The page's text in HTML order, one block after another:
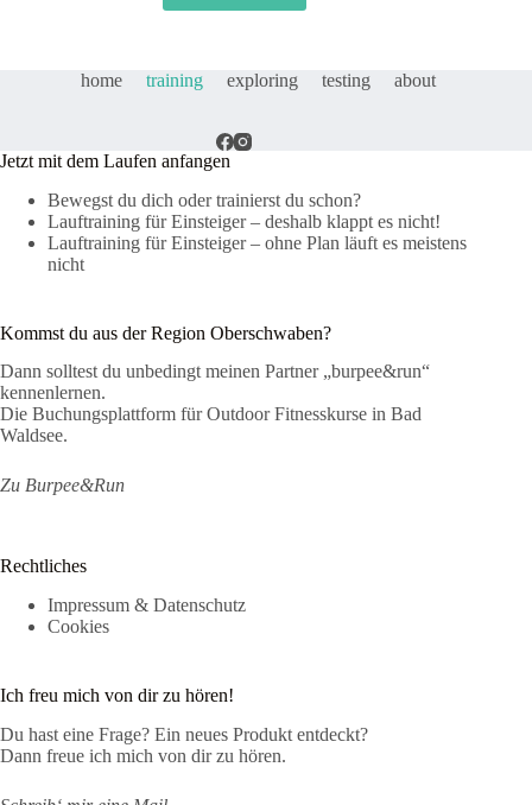
home training exploring testing about
Jetzt mit dem Laufen anfangen
Bewegst du dich oder trainierst du schon?
Lauftraining für Einsteiger – deshalb klappt es nicht!
Lauftraining für Einsteiger – ohne Plan läuft es meistens
nicht
Kommst du aus der Region Oberschwaben?
Dann solltest du unbedingt meinen Partner „burpee&run“
kennenlernen.
Die Buchungsplattform für Outdoor Fitnesskurse in Bad
Waldsee.
Zu Burpee&Run
Rechtliches
Impressum & Datenschutz
Cookies
Ich freu mich von dir zu hören!
Du hast eine Frage? Ein neues Produkt entdeckt?
Dann freue ich mich von dir zu hören.